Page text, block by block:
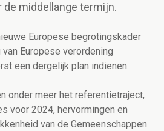
middellange termijn.
Europese begrotingskader
Europese verordening
een dergelijk plan indienen.
onder meer het referentietraject,
voor 2024, hervormingen en
van de Gemeenschappen